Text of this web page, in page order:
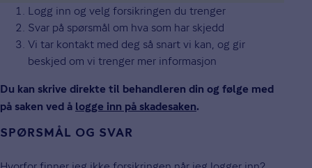
Logg inn og velg forsikringen du trenger
Svar på spørsmål om hva som har skjedd
Vi tar kontakt med deg så snart vi kan, og gir
beskjed om vi trenger mer informasjon
Du kan skrive direkte til behandleren din og følge med
på saken ved å logge inn på skadesaken.
SPØRSMÅL OG SVAR